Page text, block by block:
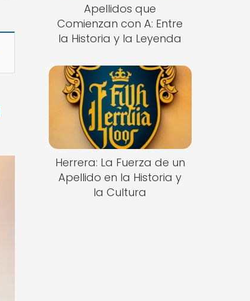
Apellidos que
Comienzan con A: Entre
la Historia y la Leyenda
Herrera: La Fuerza de un
Apellido en la Historia y
la Cultura